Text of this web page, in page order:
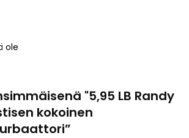
ole
"5,95 LB Randy
kokoinen